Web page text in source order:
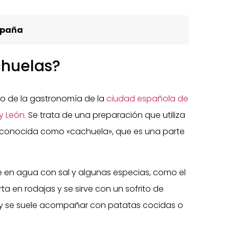
de la gastronomía de laciudad española de
León. Se trata de una preparación que utiliza
como «cachuela», que es una parte
en agua con sal y algunas especias, como el
en rodajas y se sirve con un sofrito de
se suele acompañar con patatas cocidas o